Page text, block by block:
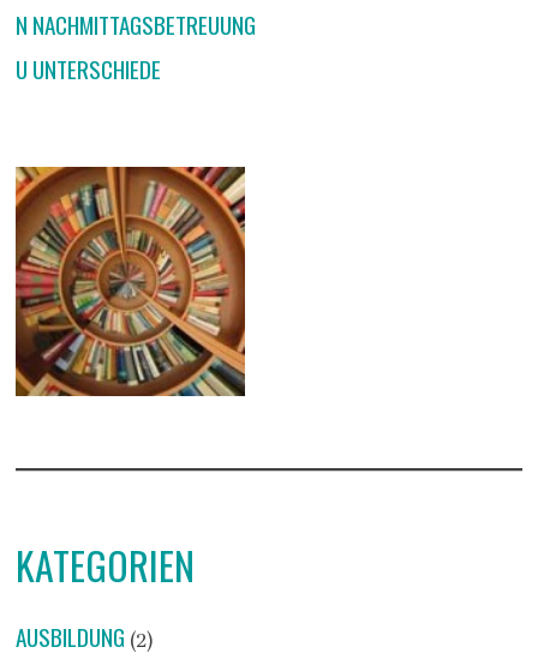
N NACHMITTAGSBETREUUNG
U UNTERSCHIEDE
KATEGORIEN
AUSBILDUNG (2)